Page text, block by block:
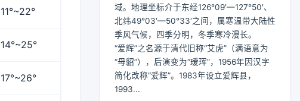
11°~22°
14°~25°
17°~26°
域。地理坐标介于东经126°09′—127°50′、
北纬49°03′—50°33′之间，属寒温带大陆性
季风气候，四季分明，冬季寒冷漫长。
“爱辉”之名源于清代旧称“艾虎”（满语意为
“母貂”），后演变为“瑷珲”，1956年因汉字
简化改称“爱辉”。1983年设立爱辉县，
1993...